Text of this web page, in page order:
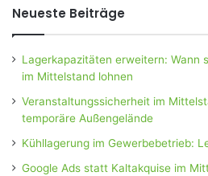
Neueste Beiträge
Lagerkapazitäten erweitern: Wann
im Mittelstand lohnen
Veranstaltungssicherheit im
temporäre Außengelände
Kühllagerung im Gewerbebetrieb:
Google Ads statt Kaltakquise im